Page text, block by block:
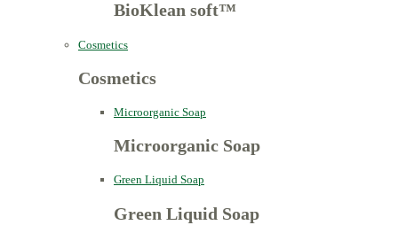
BioKlean soft™
Cosmetics
Cosmetics
Microorganic Soap
Microorganic Soap
Green Liquid Soap
Green Liquid Soap